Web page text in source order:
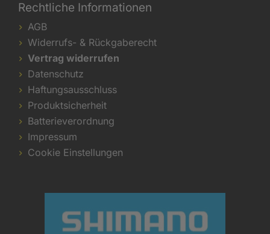
Rechtliche Informationen
AGB
Widerrufs- & Rückgaberecht
Vertrag widerrufen
Datenschutz
Haftungsausschluss
Produktsicherheit
Batterieverordnung
Impressum
Cookie Einstellungen